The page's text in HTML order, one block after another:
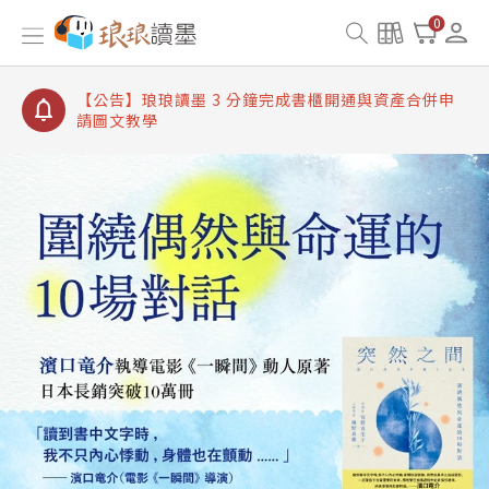
0
【公告】琅琅讀墨書櫃開通常見問題
【公告】琅琅讀墨 3 分鐘完成書櫃開通與資產合併申
【公告】琅琅書店服務升級重要說明及資產合併結果
查詢
【公告】琅琅讀墨數位閱讀資產合併與書櫃開通申請